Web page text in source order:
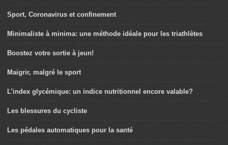
Sport, Coronavirus et confinement
Minimaliste à minima: une méthode idéale pour les triathlètes
Boostez votre sortie à jeun!
Maigrir, malgré le sport
L’index glycémique: un indice nutritionnel encore valable?
Les blessures du cycliste
Les pédales automatiques pour la santé